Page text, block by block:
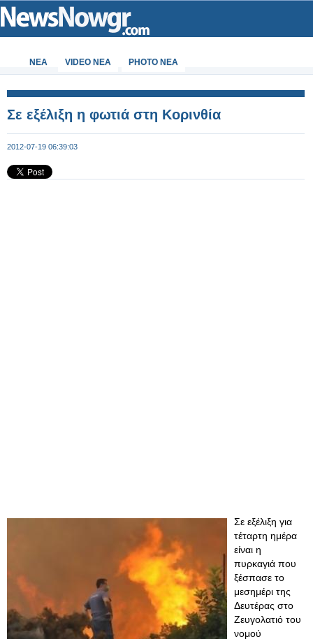
ΝΕΑ VIDEO NEA PHOTO NEA
Σε εξέλιξη η φωτιά στη Κορινθία
2012-07-19 06:39:03
Σε εξέλιξη για
τέταρτη ημέρα
είναι η
πυρκαγιά που
ξέσπασε το
μεσημέρι της
Δευτέρας στο
Ζευγολατιό του
νομού